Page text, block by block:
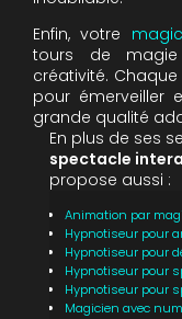
Enfin, votre
tours de
créativité.
pour émerveiller
grande qualité
En plus de ses
spectacle
propose aussi :
Animation par
Hypnotiseur pour
Hypnotiseur pour
Hypnotiseur pour
Hypnotiseur pour
Magicien avec